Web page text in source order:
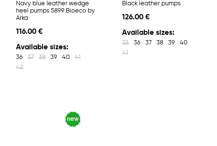
Navy blue leather wedge
heel pumps 5899 Bioeco by
Arka
116.00 €
Available sizes:
36 37 38 39 40
41
42
Black leather pumps
126.00 €
Available sizes:
35 36 37 38 39
40
41